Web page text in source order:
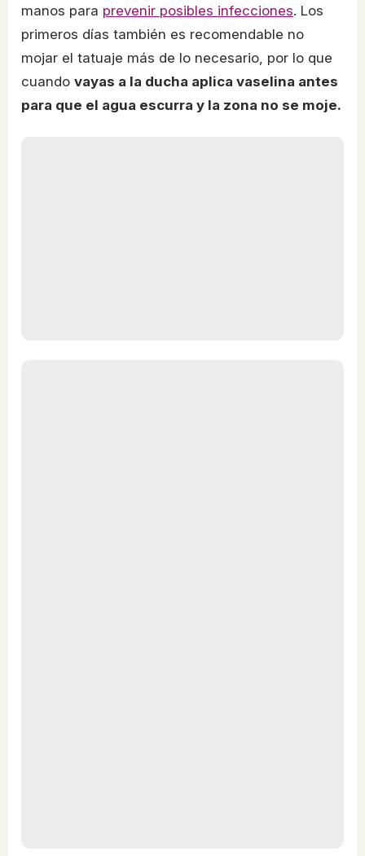
manos para prevenir posibles infecciones. Los
primeros días también es recomendable no
mojar el tatuaje más de lo necesario, por lo que
cuando vayas a la ducha aplica vaselina antes
para que el agua escurra y la zona no se moje.